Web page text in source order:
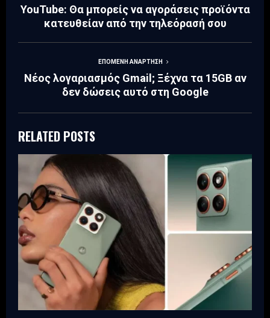
YouTube: Θα μπορείς να αγοράσεις προϊόντα
κατευθείαν από την τηλεόρασή σου
ΕΠΌΜΕΝΗ ΑΝΆΡΤΗΣΗ
Νέος λογαριασμός Gmail; Ξέχνα τα 15GB αν
δεν δώσεις αυτό στη Google
RELATED POSTS